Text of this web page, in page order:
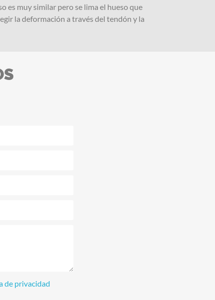
es muy similar pero se lima el hueso que
la deformación a través del tendón y la
de privacidad